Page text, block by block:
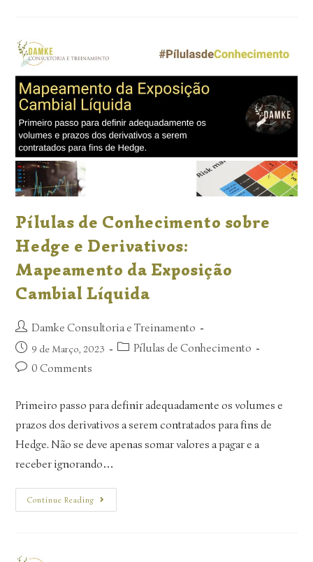
Pílulas de Conhecimento sobre
Hedge e Derivativos:
Mapeamento da Exposição
Cambial Líquida
Damke Consultoria e Treinamento
9 de Março, 2023
Pílulas de Conhecimento
0 Comments
Primeiro passo para definir adequadamente os volumes e
prazos dos derivativos a serem contratados para fins de
Hedge. Não se deve apenas somar valores a pagar e a
receber ignorando…
Continue Reading